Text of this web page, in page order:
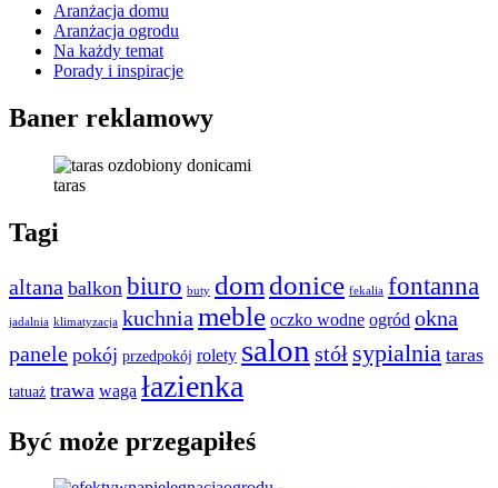
Aranżacja domu
Aranżacja ogrodu
Na każdy temat
Porady i inspiracje
Baner reklamowy
taras
Tagi
altana balkon biuro buty dom donice fekalia fontanna
jadalnia klimatyzacja kuchnia meble oczko wodne ogród okna
panele pokój przedpokój rolety salon stół sypialnia taras
tatuaż trawa waga łazienka
Być może przegapiłeś